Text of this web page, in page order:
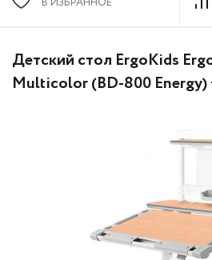
В ИЗБРАННОЕ
Детский стол ErgoKids
Multicolor (BD-800 Energy)